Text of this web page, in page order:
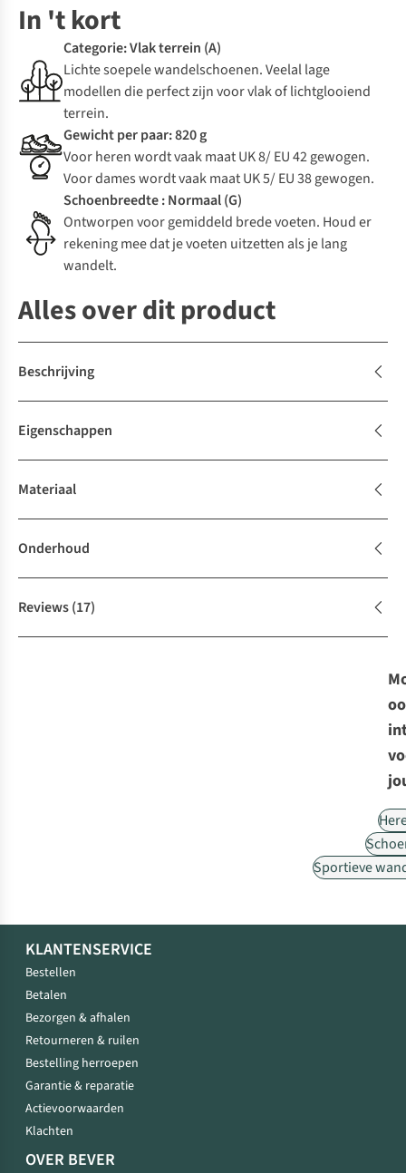
In 't kort
Categorie: Vlak terrein (A)
Lichte soepele wandelschoenen. Veelal lage
modellen die perfect zijn voor vlak of lichtglooiend
terrein.
Gewicht per paar: 820 g
Voor heren wordt vaak maat UK 8/ EU 42 gewogen.
Voor dames wordt vaak maat UK 5/ EU 38 gewogen.
Schoenbreedte : Normaal (G)
Ontworpen voor gemiddeld brede voeten. Houd er
rekening mee dat je voeten uitzetten als je lang
wandelt.
Alles over dit product
Beschrijving
Eigenschappen
Materiaal
Onderhoud
Reviews(17)
Sportieve
KLANTENSERVICE
Bestellen
Betalen
Bezorgen & afhalen
Retourneren & ruilen
Bestelling herroepen
Garantie & reparatie
Actievoorwaarden
Klachten
OVER BEVER